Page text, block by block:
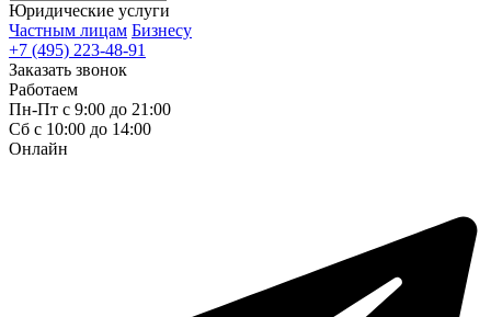
Юридические услуги
Частным лицам Бизнесу
+7 (495) 223-48-91
Заказать звонок
Работаем
Пн-Пт с 9:00 до 21:00
Сб с 10:00 до 14:00
Онлайн